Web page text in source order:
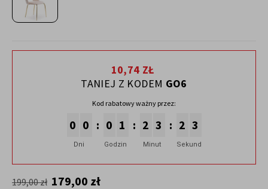
10,74 ZŁ
TANIEJ Z KODEM GO6
Kod rabatowy ważny przez:
0 0
Dni
: 0 1
Godzin
: 2 3
Minut
: 2 2
Sekund
199,00 zł 179,00 zł